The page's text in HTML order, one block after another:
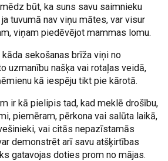
būt, ka suns savu saimnieku
tuvumā nav viņu mātes, var visur
viņam piedēvējot mammas lomu.
kāda sekošanas brīža viņi no
uzmanību našķa vai rotaļas veidā,
kā iespēju tikt pie kārotā.
ir kā pielipis tad, kad meklē drošību,
piemēram, pērkona vai salūta laikā,
vai citās nepazīstamās
demonstrēt arī savu atšķirtības
gatavojas doties prom no mājas.